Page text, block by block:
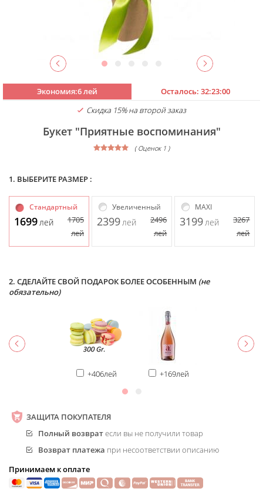
Экономия:6 лей Осталось:32:22:59
Скидка 15% на второй заказ
Букет "Приятные воспоминания"
( Оценок 1 )
1. ВЫБЕРИТЕ РАЗМЕР :
Стандартный
1699 лей
1705
лей
Увеличенный
2399 лей
2496
лей
MAXI
3199 лей
3267
лей
2. СДЕЛАЙТЕ СВОЙ ПОДАРОК БОЛЕЕ ОСОБЕННЫМ (не
обязательно)
+406лей +169лей
ЗАЩИТА ПОКУПАТЕЛЯ
Полный возвратесли вы не получили товар
Возврат платежа при несоответствии описанию
Принимаем к оплате